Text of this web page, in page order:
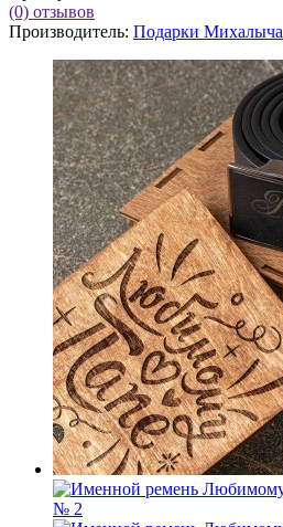
(0) отзывов
Производитель: Подарки Михалыча